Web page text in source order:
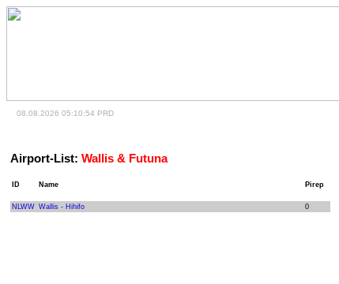
08.08.2026 05:10:54 PRD
Airport-List: Wallis & Futuna
ID Name Pirep
NLWW Wallis - Hihifo 0